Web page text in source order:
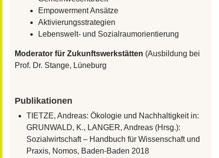
Empowerment Ansätze
Aktivierungsstrategien
Lebenswelt- und Sozialraumorientierung
Moderator für Zukunftswerkstätten (Ausbildung bei
Prof. Dr. Stange, Lüneburg
Publikationen
TIETZE, Andreas: Ökologie und Nachhaltigkeit in:
GRUNWALD, K., LANGER, Andreas (Hrsg.):
Sozialwirtschaft – Handbuch für Wissenschaft und
Praxis, Nomos, Baden-Baden 2018